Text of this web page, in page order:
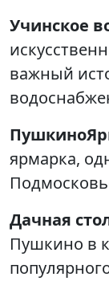
Учинское
важный
ярмарка,
Дачная
Пушкино в